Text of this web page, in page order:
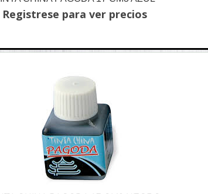
Registrese para ver precios